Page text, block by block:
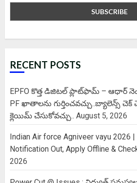
RECENT POSTS
EPFO కొత్త డిజిటల్ ప్లాట్‌ఫామ్‌ – ఆధార్
PF ఖాతాలను గుర్తించవచ్చు..బ్యాలెన్స్
క్లెయిమ్ చేసుకోవచ్చు.. August 5, 2026
Indian Air force Agniveer vayu 2026 |
Notification Out, Apply Offline &
2026